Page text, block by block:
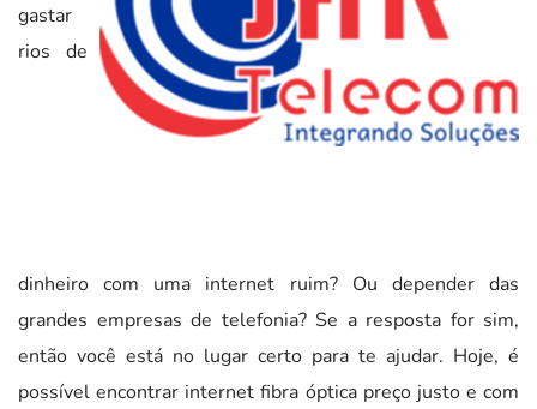
gastar
rios de
dinheiro com uma internet ruim? Ou depender das
grandes empresas de telefonia? Se a resposta for sim,
então você está no lugar certo para te ajudar. Hoje, é
possível encontrar internet fibra óptica preço justo e com